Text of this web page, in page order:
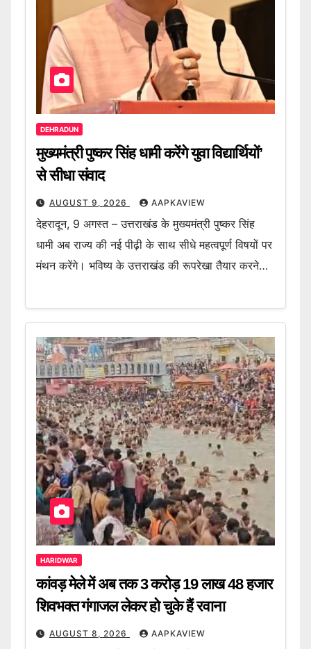
DEHRADUN
मुख्यमंत्री पुष्कर सिंह धामी करेंगे युवा विद्यार्थियों’
से सीधा संवाद
AUGUST 9, 2026 AAPKAVIEW
देहरादून, 9 अगस्त – उत्तराखंड के मुख्यमंत्री पुष्कर सिंह
धामी अब राज्य की नई पीढ़ी के साथ सीधे महत्वपूर्ण विषयों पर
मंथन करेंगे। भविष्य के उत्तराखंड की रूपरेखा तैयार करने…
HARIDWAR
कांवड़ मेले में अब तक 3 करोड़ 19 लाख 48 हजार
शिवभक्त गंगाजल लेकर हो चुके हैं रवाना
AUGUST 8, 2026 AAPKAVIEW